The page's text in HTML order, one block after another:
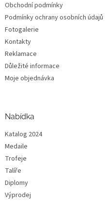
Obchodní podmínky
Podmínky ochrany osobních údajů
Fotogalerie
Kontakty
Reklamace
Důležité informace
Moje objednávka
Nabídka
Katalog 2024
Medaile
Trofeje
Talíře
Diplomy
Výprodej